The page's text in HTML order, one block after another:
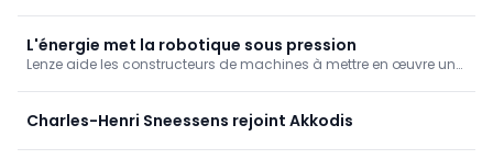
comment la technologie, l'expertise locale et une vision à long
terme continuent de faire évoluer l'industrie.
L'énergie met la robotique sous pression
Lenze aide les constructeurs de machines à mettre en œuvre une
de charge et une automatisation efficace garantissent une
construction de machines évolutive et parée pour l'avenir.
Charles-Henri Sneessens rejoint Akkodis